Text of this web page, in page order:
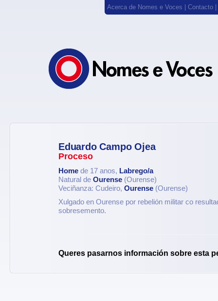
Acerca de Nomes e Voces Contacto
Eduardo Campo Ojea
Proceso
Home de 17 anos, Labrego/a
Natural de Ourense (Ourense)
Veciñanza: Cudeiro, Ourense (Ourense)
Xulgado en Ourense por rebelión militar co
sobresemento.
Queres pasarnos información sobre esta